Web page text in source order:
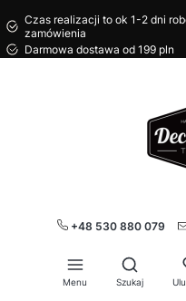
Czas realizacji to ok 1-2 dni
zamówienia
Darmowa dostawa od 199 pln
+48 530 880 079
Menu
Otwórz
Szukaj